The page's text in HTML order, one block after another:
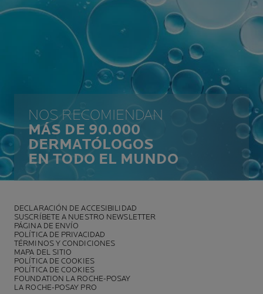
NOS RECOMIENDAN
MÁS DE 90.000
DERMATÓLOGOS
EN TODO EL MUNDO
DECLARACIÓN DE ACCESIBILIDAD
SUSCRÍBETE A NUESTRO NEWSLETTER
PÁGINA DE ENVÍO
POLÍTICA DE PRIVACIDAD
TÉRMINOS Y CONDICIONES
MAPA DEL SITIO
POLÍTICA DE COOKIES
POLÍTICA DE COOKIES
FOUNDATION LA ROCHE-POSAY
LA ROCHE-POSAY PRO